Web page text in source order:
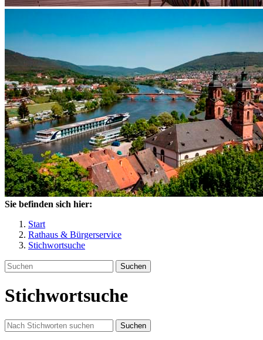
Sie befinden sich hier:
Start
Rathaus & Bürgerservice
Stichwortsuche
Suchen
Stichwortsuche
Suchen